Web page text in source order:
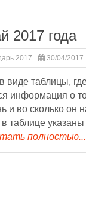
2017 года
2017 30/04/2017
виде таблицы,
информация о
во сколько он
таблице указаны
полностью...